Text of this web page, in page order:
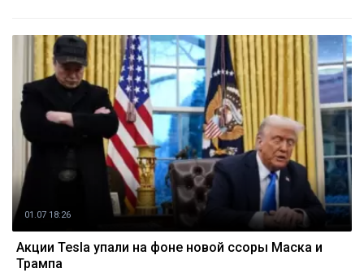
01.07 18:26
Акции Tesla упали на фоне новой ссоры Маска и
Трампа